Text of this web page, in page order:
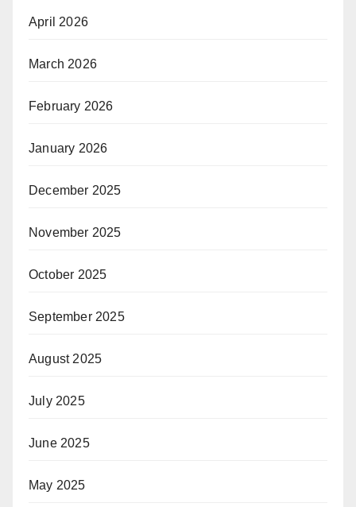
April 2026
March 2026
February 2026
January 2026
December 2025
November 2025
October 2025
September 2025
August 2025
July 2025
June 2025
May 2025